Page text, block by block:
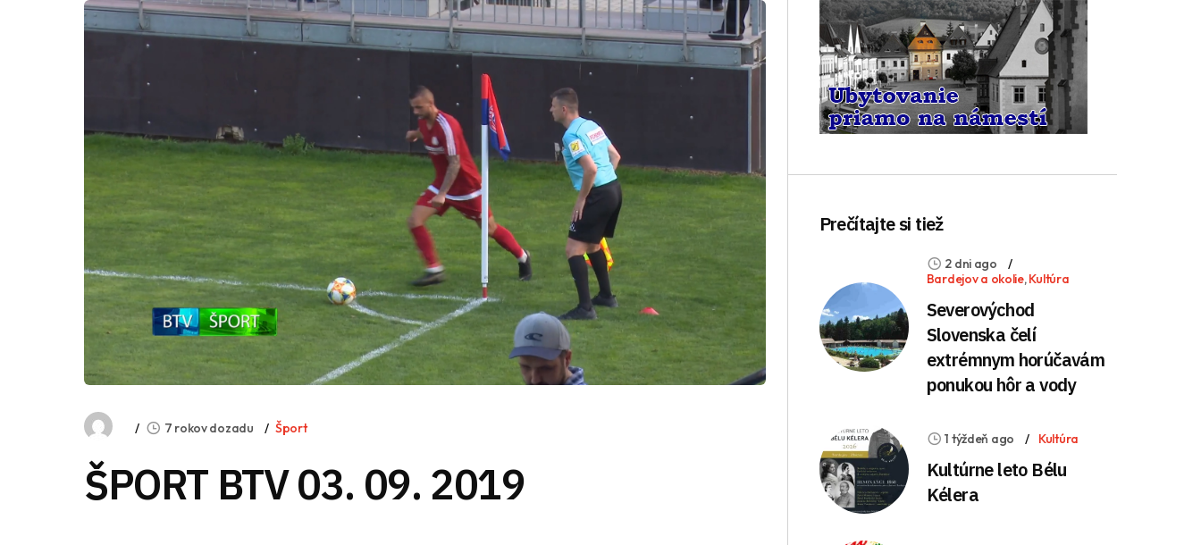
7 rokov dozadu Šport
ŠPORT BTV 03. 09. 2019
Prečítajte si tiež
2 dni ago
Bardejov a okolie,Kultúra
Severovýchod
Slovenska čelí
extrémnym horúčavám
ponukou hôr a vody
1 týždeň ago Kultúra
Kultúrne leto Bélu
Kélera